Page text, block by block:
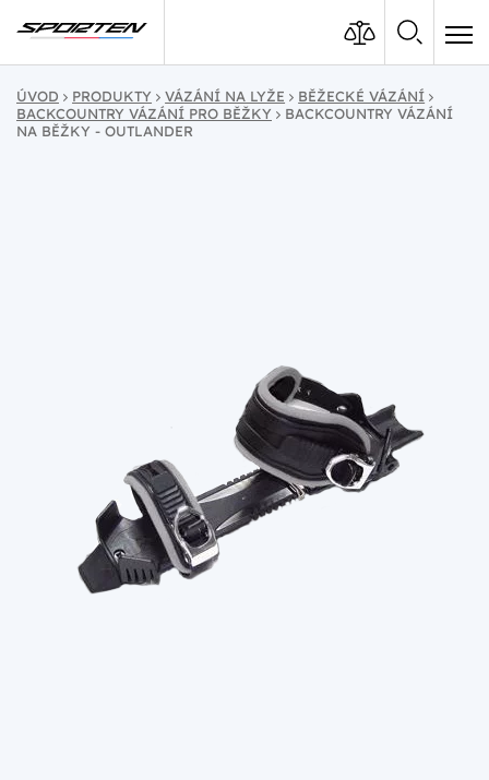
ÚVOD PRODUKTY VÁZÁNÍ NA LYŽE
BĚŽECKÉ VÁZÁNÍ
BACKCOUNTRY VÁZÁNÍ PRO BĚŽKY
BACKCOUNTRY VÁZÁNÍ
NA BĚŽKY - OUTLANDER